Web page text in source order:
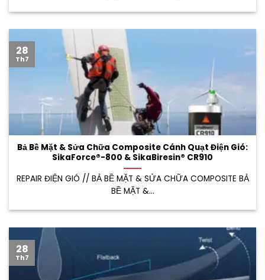
Bả Bề Mặt & Sửa Chữa Composite Cánh Quạt Điện Gió:
SikaForce®-800 & SikaBiresin® CR910
REPAIR ĐIỆN GIÓ // BẢ BỀ MẶT & SỬA CHỮA COMPOSITE BẢ
BỀ MẶT &...
28
Th7
28
Th7